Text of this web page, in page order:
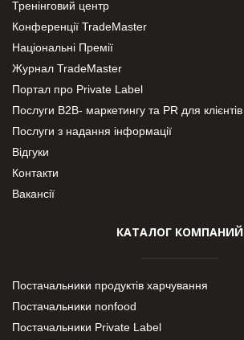
Тренінговий центр
Конференції TradeMaster
Національні Премії
Журнал TradeMaster
Портал про Private Label
Послуги В2В- маркетингу та PR для клієнтів
Послуги з надання інформації
Відгуки
Контакти
Вакансії
КАТАЛОГ КОМПАНИЙ
Постачальники продуктів харчування
Постачальники nonfood
Постачальники Private Label